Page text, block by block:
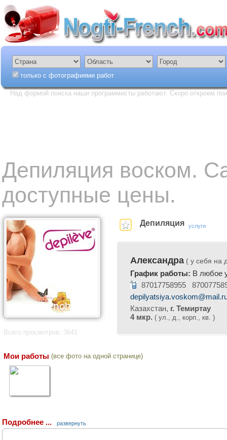
только с фотографиями работ
Над формой поиска наши программисты работают. Скоро откроем
Депиляция воском.
доступные цены.
Всего просмотров: 3641
Депиляция услуги
Александра ( у себя на
График работы: В любое
87017758955
Казахстан, г. Темиртау
4 мкр. ( ул., д., корп., кв. )
Мои работы (все фото на одной странице)
Подробнее ... развернуть